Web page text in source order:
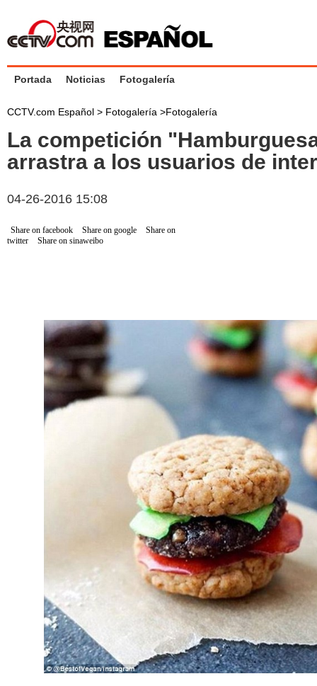
Portada Noticias Fotogalería
CCTV.com Español > Fotogalería >Fotogalería
La competición
arrastra a los usuarios de
04-26-2016 15:08
Share on facebook Share on google
Share on
twitter
Share on sinaweibo